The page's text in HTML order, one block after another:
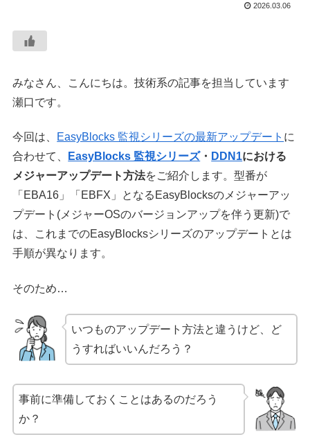
2026.03.06
みなさん、こんにちは。技術系の記事を担当しています
瀬口です。
今回は、 EasyBlocks 監視シリーズの最新アップデート に
合わせて、
EasyBlocks 監視シリーズ・ DDN1における
メジャーアップデート方法をご紹介します。型番が
「EBA16」「EBFX」となるEasyBlocksのメジャーアッ
プデート(メジャーOSのバージョンアップを伴う更新)で
は、これまでのEasyBlocksシリーズのアップデートとは
手順が異なります。
そのため…
いつものアップデート方法と違うけど、ど
うすればいいんだろう？
事前に準備しておくことはあるのだろう
か？